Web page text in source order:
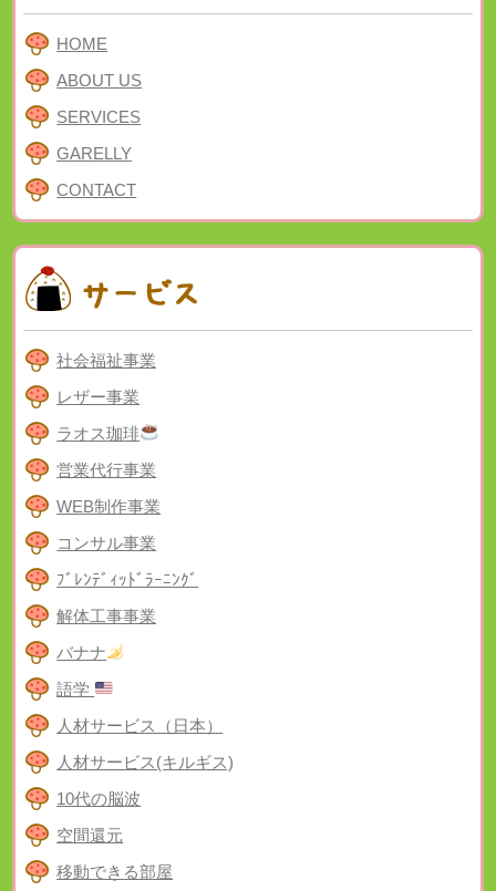
HOME
ABOUT US
SERVICES
GARELLY
CONTACT
社会福祉事業
レザー事業
ラオス珈琲
営業代行事業
WEB制作事業
コンサル事業
ﾌﾞﾚﾝﾃﾞｨｯﾄﾞﾗｰﾆﾝｸﾞ
解体工事事業
バナナ
語学
人材サービス（日本）
人材サービス(キルギス)
10代の脳波
空間還元
移動できる部屋